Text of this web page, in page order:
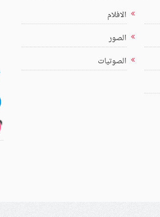
الافلام
الصور
الصوتيات